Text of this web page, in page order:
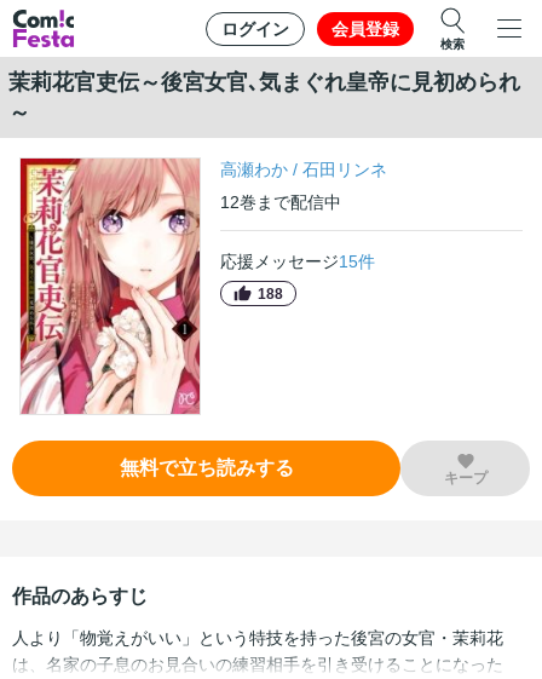
ログイン 会員登録
検索
茉莉花官吏伝～後宮女官､気まぐれ皇帝に見初められ
～
高瀬わか /石田リンネ
12巻 まで配信中
応援メッセージ15件
188
無料で立ち読みする キープ
作品のあらすじ
人より「物覚えがいい」という特技を持った後宮の女官・茉莉花
は、名家の子息のお見合いの練習相手を引き受けることになった